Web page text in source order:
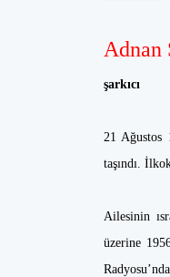
Adnan
şarkıcı
21 Ağustos
taşındı.
Ailesinin
üzerine